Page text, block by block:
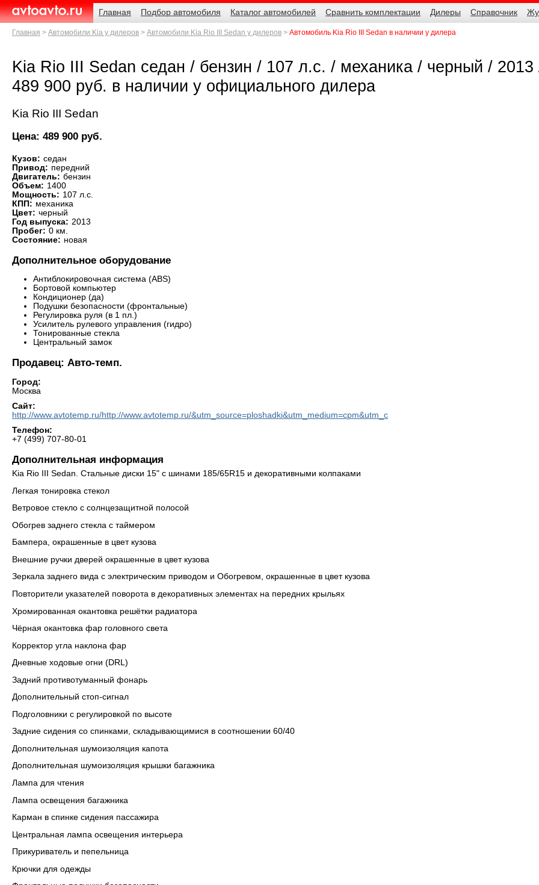
AvtoAvto.ru
Навигация
Главная
Подбор автомобиля Каталог автомобилей Сравнить комплектации Дилеры Справочник
Родительские
страницы
Главная Автомобили Kia у дилеров Автомобили Kia Rio III Sedan у дилеров Автомобиль Kia Rio III Sedan в наличии у дилера
Kia Rio III Sedan седан / бензин / 107 л.с. / механика / черный / 2013
489 900 руб. в наличии у официального дилера
Kia Rio III Sedan
Цена: 489 900 руб.
Кузов: седан
Привод: передний
Двигатель: бензин
Объем: 1400
Мощность: 107 л.с.
КПП: механика
Цвет: черный
Год выпуска: 2013
Пробег: 0 км.
Состояние: новая
Дополнительное оборудование
Антиблокировочная система (ABS)
Бортовой компьютер
Кондиционер (да)
Подушки безопасности (фронтальные)
Регулировка руля (в 1 пл.)
Усилитель рулевого управления (гидро)
Тонированные стекла
Центральный замок
Продавец: Авто-темп.
Город:
Москва
Сайт:
http://www.avtotemp.ru/http://www.avtotemp.ru/&utm_source=ploshadki&utm_medium=cpm&utm_c
Телефон:
+7 (499) 707-80-01
Дополнительная информация
Kia Rio III Sedan. Стальные диски 15" с шинами 185/65R15 и декоративными колпаками
Легкая тонировка стекол
Ветровое стекло с солнцезащитной полосой
Обогрев заднего стекла с таймером
Бампера, окрашенные в цвет кузова
Внешние ручки дверей окрашенные в цвет кузова
Зеркала заднего вида с электрическим приводом и Обогревом, окрашенные в цвет кузова
Повторители указателей поворота в декоративных элементах на передних крыльях
Хромированная окантовка решётки радиатора
Чёрная окантовка фар головного света
Корректор угла наклона фар
Дневные ходовые огни (DRL)
Задний противотуманный фонарь
Дополнительный стоп-сигнал
Подголовники с регулировкой по высоте
Задние сидения со спинками, складывающимися в соотношении 60/40
Дополнительная шумоизоляция капота
Дополнительная шумоизоляция крышки багажника
Лампа для чтения
Лампа освещения багажника
Карман в спинке сидения пассажира
Центральная лампа освещения интерьера
Прикуриватель и пепельница
Крючки для одежды